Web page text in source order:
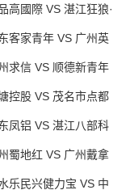
高國際 VS 湛江狂狼·
客家青年 VS 广州英
求信 VS 顺德新青年
控股 VS 茂名市点都
凤铝 VS 湛江八部科
蜀地红 VS 广州戴拿
乐民兴健力宝 VS 中